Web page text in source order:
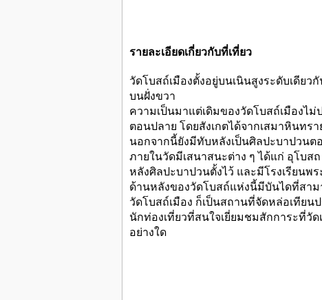
รายละเอียดเกี่ยวกับที่เที่ยว
วัดโบสถ์เมืองตั้งอยู่บนเนินสูงระดับเดีย
บนฝั่งขวา
ความเป็นมาแต่เดิมของวัดโบสถ์เมืองไ
ตอนปลาย โดยสังเกตได้จากเสมาหินทร
นอกจากนี้ยังมีทับหลังเป็นศิลปะบาปวนต
ภายในวัดมีเสนาสนะต่าง ๆ ได้แก่ อุโบ
หลังศิลปะบาปวนตั้งไว้ และมีโรงเรียนพ
ด้านหลังของวัดโบสถ์แห่งนี้มีบันไดที่สา
วัดโบสถ์เมือง ก็เป็นสถานที่จัดหล่อเทีย
นักท่องเที่ยวที่สนใจเยี่ยมชมสักการะที่วั
อย่างใด